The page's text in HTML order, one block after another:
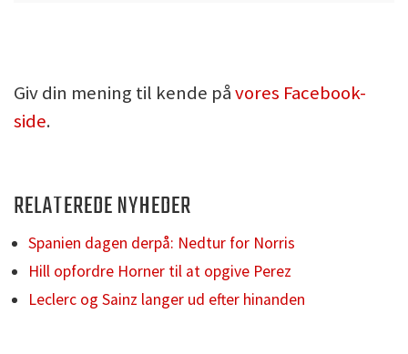
Giv din mening til kende påvores Facebook-
side.
RELATEREDE NYHEDER
Spanien dagen derpå: Nedtur for Norris
Hill opfordre Horner til at opgive Perez
Leclerc og Sainz langer ud efter hinanden